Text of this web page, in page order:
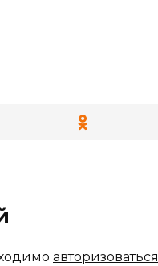
авторизоваться